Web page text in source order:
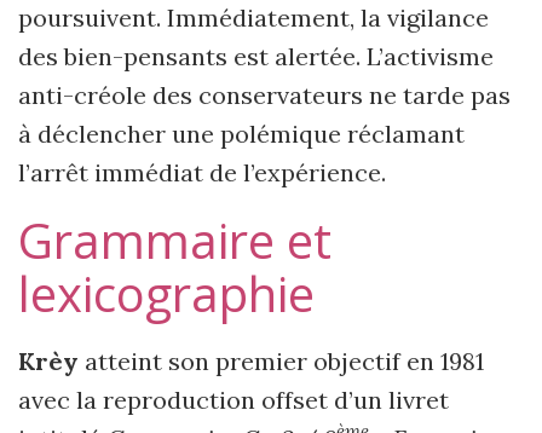
poursuivent. Immédiatement, la vigilance
des bien-pensants est alertée. L’activisme
anti-créole des conservateurs ne tarde pas
à déclencher une polémique réclamant
l’arrêt immédiat de l’expérience.
Grammaire et
lexicographie
Krèy atteint son premier objectif en 1981
avec la reproduction offset d’un livret